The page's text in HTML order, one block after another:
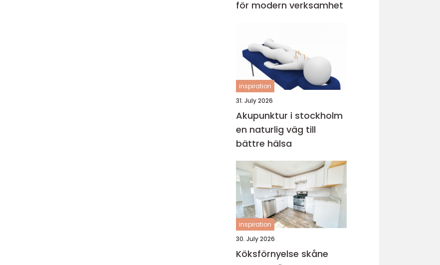
för modern verksamhet
inspiration
31. July 2026
Akupunktur i stockholm
en naturlig väg till
bättre hälsa
inspiration
30. July 2026
Köksförnyelse skåne